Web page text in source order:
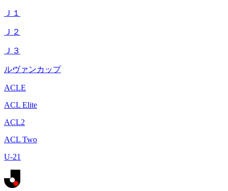
Ｊ１
Ｊ２
Ｊ３
ルヴァンカップ
ACLE
ACL Elite
ACL2
ACL Two
U-21